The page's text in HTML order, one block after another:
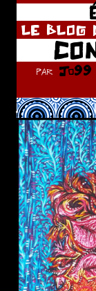
LE BLOG
par Jo99
.